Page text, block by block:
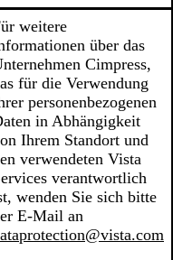
weitere
über das
Cimpress,
für die Verwendung
personenbezogenen
in Abhängigkeit
Ihrem Standort und
verwendeten Vista
verantwortlich
wenden Sie sich bitte
E-Mail an